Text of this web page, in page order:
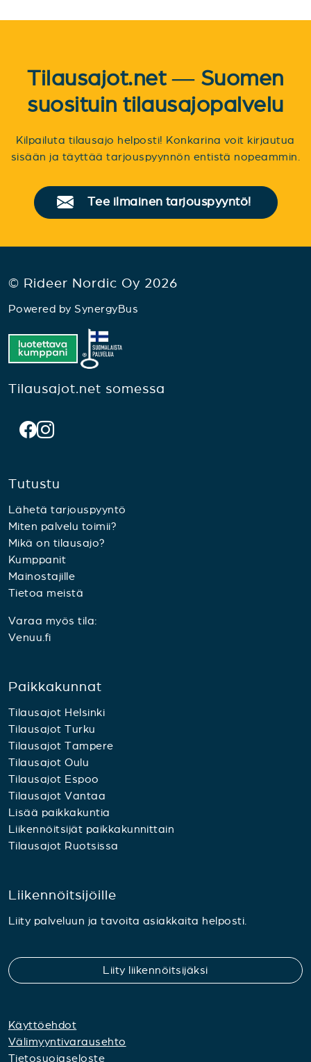
Tilausajot.net — Suomen
suosituin tilausajopalvelu
Kilpailuta tilausajo helposti! Konkarina voit kirjautua
sisään ja täyttää tarjouspyynnön entistä nopeammin.
Tee ilmainen tarjouspyyntö!
© Rideer Nordic Oy 2026
Powered by SynergyBus
Tilausajot.net somessa
Tutustu
Lähetä tarjouspyyntö
Miten palvelu toimii?
Mikä on tilausajo?
Kumppanit
Mainostajille
Tietoa meistä
Varaa myös tila:
Venuu.fi
Paikkakunnat
Tilausajot Helsinki
Tilausajot Turku
Tilausajot Tampere
Tilausajot Oulu
Tilausajot Espoo
Tilausajot Vantaa
Lisää paikkakuntia
Liikennöitsijät paikkakunnittain
Tilausajot Ruotsissa
Liikennöitsijöille
Liity palveluun ja tavoita asiakkaita helposti.
Liity liikennöitsijäksi
Käyttöehdot
Välimyyntivarausehto
Tietosuojaseloste